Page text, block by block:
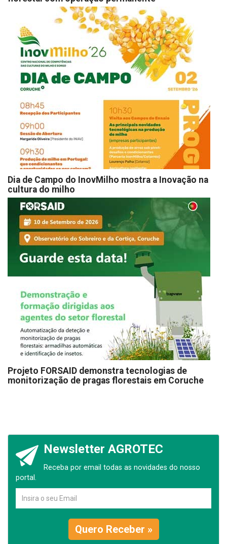
Dia de Campo do InovMilho mostra a Inovação na
cultura do milho
Projeto FORSAID demonstra tecnologias de
monitorização de pragas florestais em Coruche
Newsletter AGROTEC
Receba por email todas as novidades do nosso
portal.
Quero Receber »